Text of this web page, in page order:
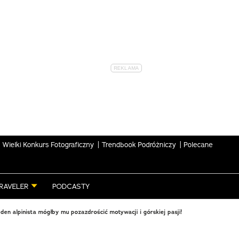
Wielki Konkurs Fotograficzny Trendbook Podróżniczy Polecane
PODCASTY
alpinista mógłby mu pozazdrościć motywacji i górskiej pasji!